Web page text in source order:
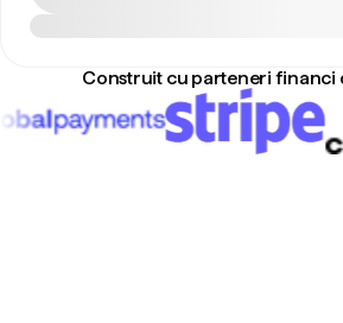
Construit cu parteneri financi